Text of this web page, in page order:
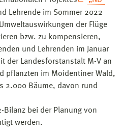
Lehrende im Sommer 2022
der Flüge
bzw. zu kompensieren,
und Lehrenden im Januar
der Landesforstanstalt M-V an
pflanzten im Moidentiner Wald,
2.000 Bäume, davon rund
Bilanz bei der Planung von
werden.